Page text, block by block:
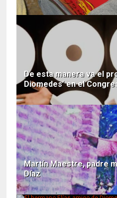
De esta manera va el
Diomedes’ en el
Martín Maestre, padre
Díaz